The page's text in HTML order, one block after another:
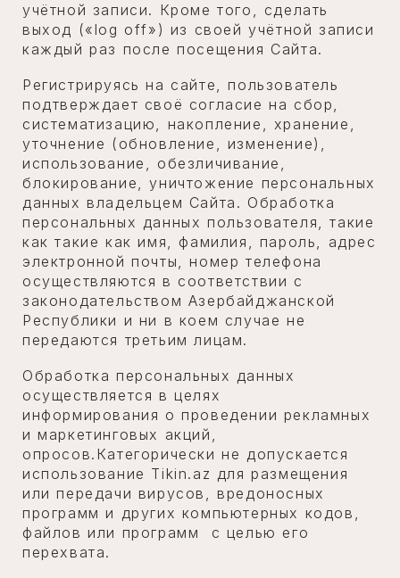
учётной записи. Кроме того, сделать
выход («log off») из своей учётной записи
каждый раз после посещения Сайта.
Регистрируясь на сайте, пользователь
подтверждает своё согласие на сбор,
систематизацию, накопление, хранение,
уточнение (обновление, изменение),
использование, обезличивание,
блокирование, уничтожение персональных
данных владельцем Сайта. Обработка
персональных данных пользователя, такие
как такие как имя, фамилия, пароль, адрес
электронной почты, номер телефона
осуществляются в соответствии с
законодательством Азербайджанской
Республики и ни в коем случае не
передаются третьим лицам.
Обработка персональных данных
осуществляется в целях
информирования о проведении рекламных
и маркетинговых акций,
опросов.Категорически не допускается
использование Tikin.az для размещения
или передачи вирусов, вредоносных
программ и других компьютерных кодов,
файлов или программ с целью его
перехвата.